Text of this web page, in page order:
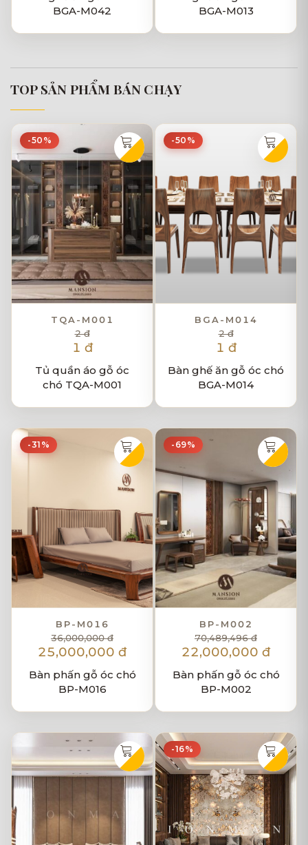
BGA-M042
BGA-M013
TOP SẢN PHẨM BÁN CHẠY
-50%
TQA-M001
2 đ
1 đ
Tủ quần áo gỗ óc
chó TQA-M001
-50%
BGA-M014
2 đ
1 đ
Bàn ghế ăn gỗ óc chó
BGA-M014
-31%
BP-M016
36,000,000 đ
25,000,000 đ
Bàn phấn gỗ óc chó
BP-M016
-69%
BP-M002
70,489,496 đ
22,000,000 đ
Bàn phấn gỗ óc chó
BP-M002
-16%